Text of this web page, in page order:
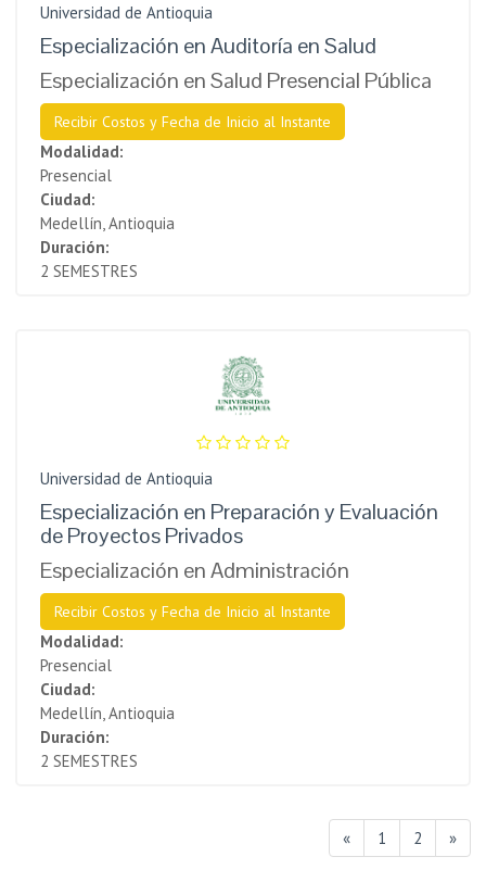
Universidad de Antioquia
Especialización en Auditoría en Salud
Especialización en Salud Presencial Pública
Recibir Costos y Fecha de Inicio al Instante
Modalidad:
Presencial
Ciudad:
Medellín, Antioquia
Duración:
2 SEMESTRES
Universidad de Antioquia
Especialización en Preparación y Evaluación
de Proyectos Privados
Especialización en Administración
Recibir Costos y Fecha de Inicio al Instante
Modalidad:
Presencial
Ciudad:
Medellín, Antioquia
Duración:
2 SEMESTRES
« 1 2 »